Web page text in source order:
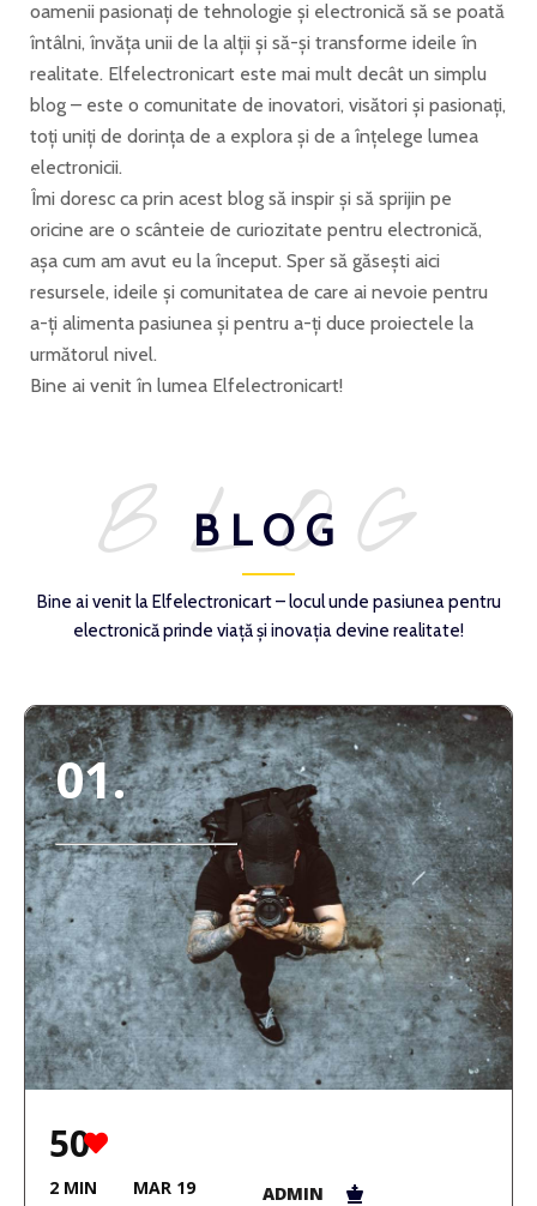
oamenii pasionați de tehnologie și electronică să se poată
întâlni, învăța unii de la alții și să-și transforme ideile în
realitate. Elfelectronicart este mai mult decât un simplu
blog – este o comunitate de inovatori, visători și pasionați,
toți uniți de dorința de a explora și de a înțelege lumea
electronicii.
Îmi doresc ca prin acest blog să inspir și să sprijin pe
oricine are o scânteie de curiozitate pentru electronică,
așa cum am avut eu la început. Sper să găsești aici
resursele, ideile și comunitatea de care ai nevoie pentru
a-ți alimenta pasiunea și pentru a-ți duce proiectele la
următorul nivel.
Bine ai venit în lumea Elfelectronicart!
BLOG
BLOG
Bine ai venit la Elfelectronicart – locul unde pasiunea pentru
electronică prinde viață și inovația devine realitate!
01.
50
2 MIN MAR 19 ADMIN